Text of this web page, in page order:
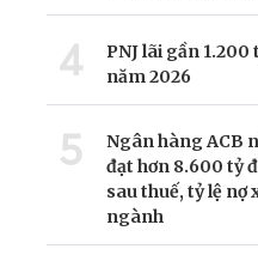
4
PNJ lãi gần
năm 2026
5
Ngân hàng ACB
đạt hơn 8.600 tỷ
sau thuế, tỷ lệ nợ
ngành